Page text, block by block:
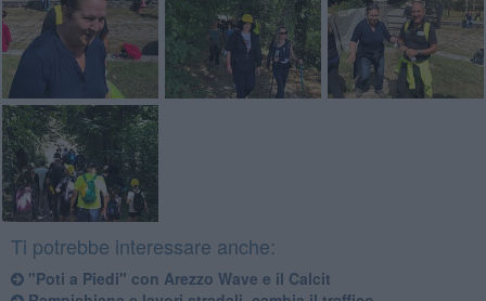
Ti potrebbe interessare anche:
"Poti a Piedi" con Arezzo Wave e il Calcit